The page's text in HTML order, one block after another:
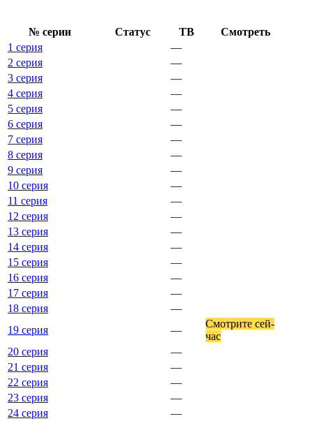
№ се­рии Ста­тус ТВ
Смот­реть
1 серия
—
2 серия
—
3 серия
—
4 серия
—
5 серия
—
6 серия
—
7 серия
—
8 серия
—
9 серия
—
10 серия
—
11 серия
—
12 серия
—
13 серия
—
14 серия
—
15 серия
—
16 серия
—
17 серия
—
18 серия
—
19 серия
—
Смот­ри­те сей­
час
20 серия
—
21 серия
—
22 серия
—
23 серия
—
24 серия
—